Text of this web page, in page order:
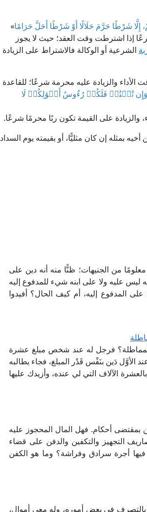
شَرْطًا حَرَّمَ حَلَالًا أَوْ شَرْطًا أَحَلَّ حَرَامًا»
إذا اشترطت وقت العقد؛ حيث لا يجوز
الشرعية أو الوكالة فالاشتراط على الزيادة
الأداء والزيادة عليه محرمة شرعًا؛ للقاعدة
وَإِن تُبۡتُمۡ فَلَكُمۡ رُءُوسُ أَمۡوَٰلِكُمۡ لَا
والزيادة على القيمة تكون ربًا محرمًا شرعًا.
بمثله إن كان مثليًّا، أو بقيمته يوم السداد
من الجنيهات؛ ظنًّا منه أنه دين على
ليس عليه ولا على ابنه شيء للمدفوع إليه
المدفوع إليه، أم كيف الحال؟ أفيدوا
المماطلة؟ فرجل له عند شخص مبلغ عشرة
الأوَّل دَين بنَفْس قَدْر المبلغ، فجاء يطالبه
الآلاف التي لي عنده، وأزيدك عليها
أحكام. فهل المال المحجوز عليه
التجهيز والتكفين والدفن على قضاء
فيها أجرة سرادق وفراشة؟ وما هو الكفن
في بعض أموره، وله معي أموال،